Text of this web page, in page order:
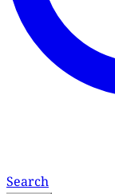
Search